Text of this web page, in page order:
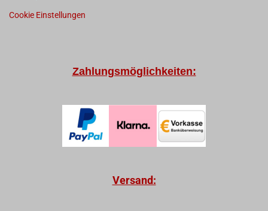
Cookie Einstellungen
Zahlungsmöglichkeiten:
Versand: